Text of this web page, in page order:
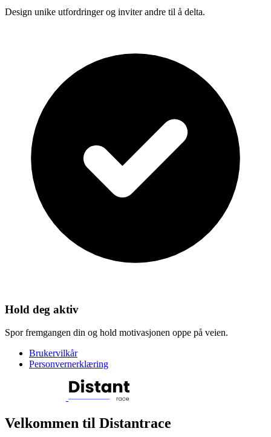
Design unike utfordringer og inviter andre til å delta.
Hold deg aktiv
Spor fremgangen din og hold motivasjonen oppe på veien.
Brukervilkår
Personvernerklæring
Velkommen til Distantrace